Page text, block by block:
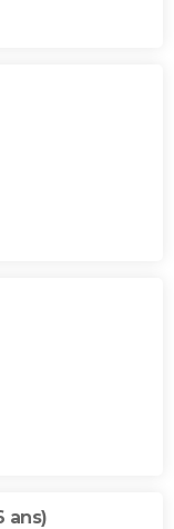
ans)